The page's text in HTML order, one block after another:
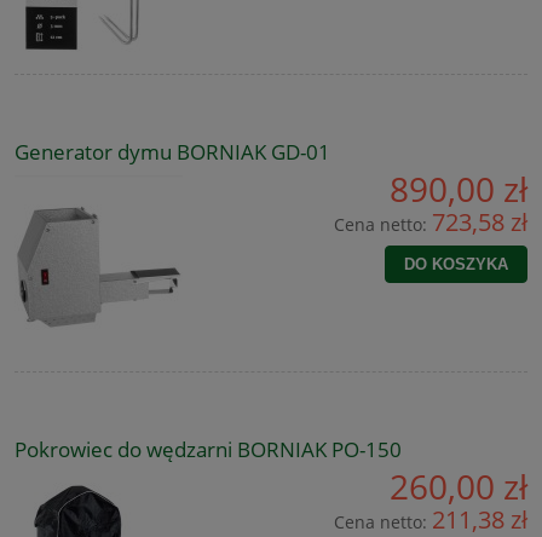
Generator dymu BORNIAK GD-01
890,00 zł
Cena netto: 723,58 zł
DO KOSZYKA
Pokrowiec do wędzarni BORNIAK PO-150
260,00 zł
Cena netto: 211,38 zł